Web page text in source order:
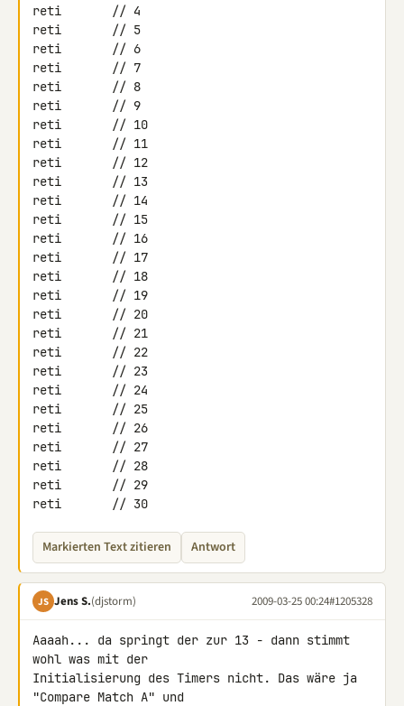
reti       // 4
reti       // 5
reti       // 6
reti       // 7
reti       // 8
reti       // 9
reti       // 10
reti       // 11
reti       // 12
reti       // 13
reti       // 14
reti       // 15
reti       // 16
reti       // 17
reti       // 18
reti       // 19
reti       // 20
reti       // 21
reti       // 22
reti       // 23
reti       // 24
reti       // 25
reti       // 26
reti       // 27
reti       // 28
reti       // 29
reti       // 30
Markierten Text zitieren Antwort
JS Jens S.(djstorm) 2009-03-25 00:24#1205328
Aaaah... da springt der zur 13 - dann stimmt
wohl was mit der
Initialisierung des Timers nicht. Das wäre ja
"Compare Match A" und